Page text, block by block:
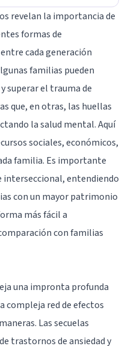
revelan la importancia de
formas de
cada generación
familias pueden
superar el trauma de
que, en otras, las huellas
la salud mental. Aquí
sociales, económicos,
familia. Es importante
interseccional, entendiendo
con un mayor patrimonio
más fácil a
con familias
una impronta profunda
compleja red de efectos
Las secuelas
trastornos de ansiedad y